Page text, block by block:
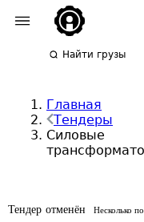
Найти грузы
Главная
Тендеры
Силовые
Тендер отменён Несколько